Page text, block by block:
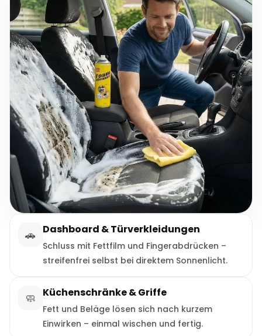
🚗 Dashboard & Türverkleidungen
Schluss mit Fettfilm und Fingerabdrücken –
streifenfrei selbst bei direktem Sonnenlicht.
🧼 Küchenschränke & Griffe
Fett und Beläge lösen sich nach kurzem
Einwirken – einmal wischen und fertig.